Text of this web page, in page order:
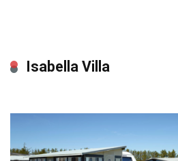
Isabella Villa